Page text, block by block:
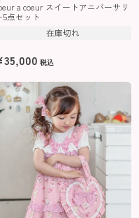
a coeur スイートアニバーサリ
5点セット
35,000 税込
在庫切れ